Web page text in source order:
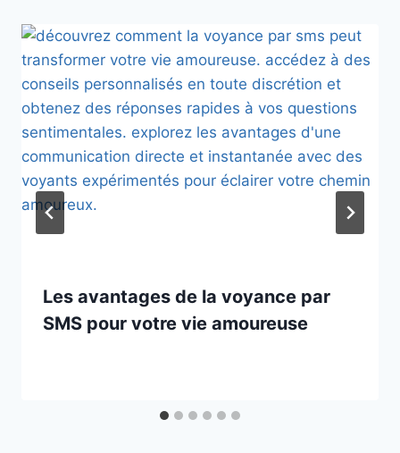
Les avantages de la voyance par
SMS pour votre vie amoureuse